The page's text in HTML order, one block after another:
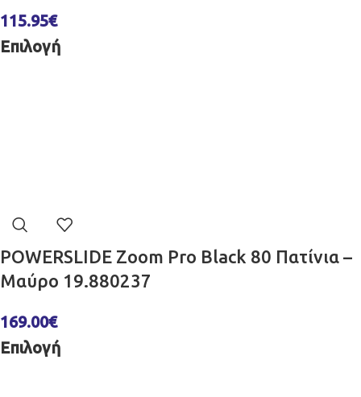
115.95€
Επιλογή
POWERSLIDE Zoom Pro Black 80 Πατίνια –
Μαύρο 19.880237
169.00€
Επιλογή